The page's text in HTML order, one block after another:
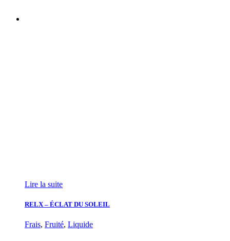
Lire la suite
RELX – ÉCLAT DU SOLEIL
Frais, Fruité, Liquide